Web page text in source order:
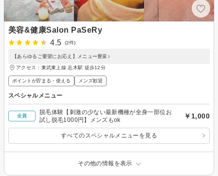
美容&健康Salon PaSeRy
4.5
(2件)
【あらゆるご要望にお応え】メニュー豊富♪
アクセス：東武東上線 志木駅 徒歩12分
ポイントが貯まる・使える メンズ歓迎
スペシャルメニュー
全員
脱毛体験【刺激の少ない最新機種が全身一部位お
試し脱毛1000円】メンズもok
￥1,000
すべてのスペシャルメニューを見る
その他の情報を表示